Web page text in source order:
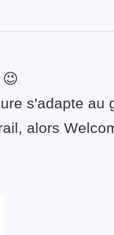
s'adapte au
alors